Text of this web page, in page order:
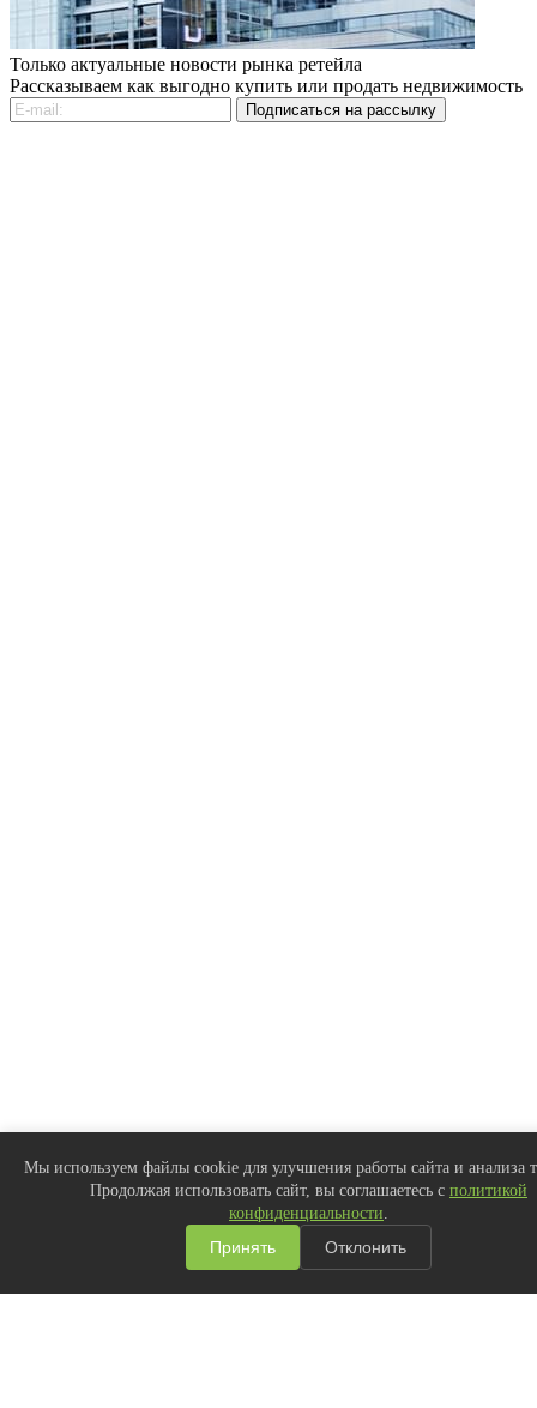
Только актуальные новости рынка ретейла
Рассказываем как выгодно купить или продать недвижимость